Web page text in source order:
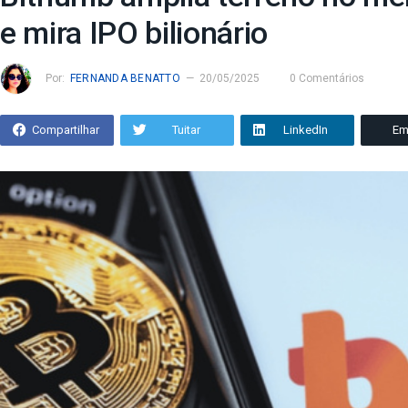
e mira IPO bilionário
Por: FERNANDA BENATTO 20/05/2025 0 Comentários
Compartilhar Tuitar LinkedIn